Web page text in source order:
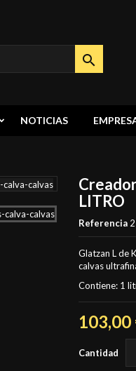

NOTICIAS
LITRO
Referencia
Glatzan L de
calvas
Contiene: 1
103,00
Cantidad